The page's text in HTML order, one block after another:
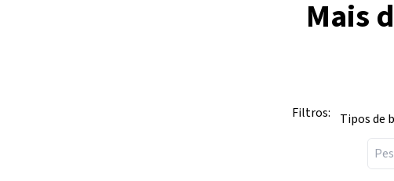
Mais
Filtros: Tipos de